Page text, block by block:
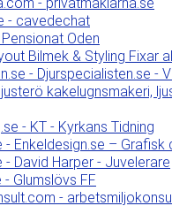
- cavedechat
Oden
Bilmek & Styling Fixar
- Djurspecialisten.se -
kakelugnsmakeri,
- KT - Kyrkans Tidning
- Enkeldesign.se –
- David Harper - Juvelerare
Glumslövs FF
-